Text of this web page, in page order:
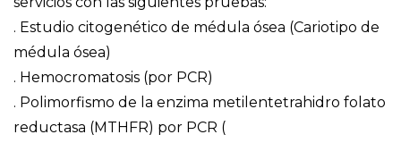
. Estudio citogenético de médula ósea (Cariotipo de
médula ósea)
. Hemocromatosis (por PCR)
. Polimorfismo de la enzima metilentetrahidro folato
reductasa (MTHFR) por PCR (